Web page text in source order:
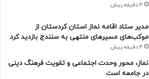
3 دقیقه پیش
مدیر ستاد اقامه نماز استان کردستان از
موکب‌های مسیرهای منتهی به سنندج بازدید کرد
4 دقیقه پیش
نماز، محور وحدت اجتماعی و تقویت فرهنگ دینی
در جامعه است